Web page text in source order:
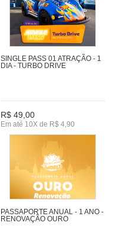
SINGLE PASS 01 ATRAÇÃO - 1
DIA - TURBO DRIVE
R$ 49,00
Em até 10X de R$ 4,90
PASSAPORTE ANUAL - 1 ANO -
RENOVAÇÃO OURO